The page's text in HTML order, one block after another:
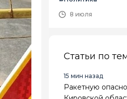
8 июля
Статьи по
15 мин назад
Ракетную